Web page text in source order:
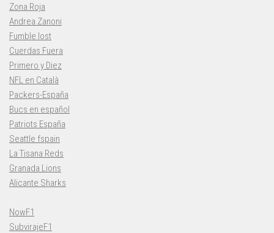
Zona Roja
Andrea Zanoni
Fumble lost
Cuerdas Fuera
Primero y Diez
NFL en Català
Packers-España
Bucs en español
Patriots España
Seattle fspain
La Tisana Reds
Granada Lions
Alicante Sharks
NowF1
SubvirajeF1